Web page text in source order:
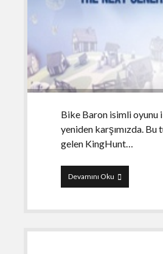
Bike Baron isimli oyunu
yeniden karşımızda.
gelen KingHunt…
Devamını Oku KingHunt